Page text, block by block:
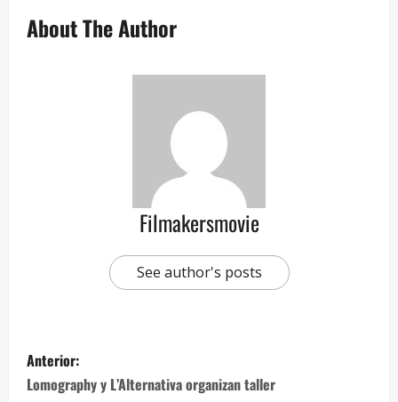
About The Author
Filmakersmovie
See author's posts
Anterior:
Lomography y L’Alternativa organizan taller